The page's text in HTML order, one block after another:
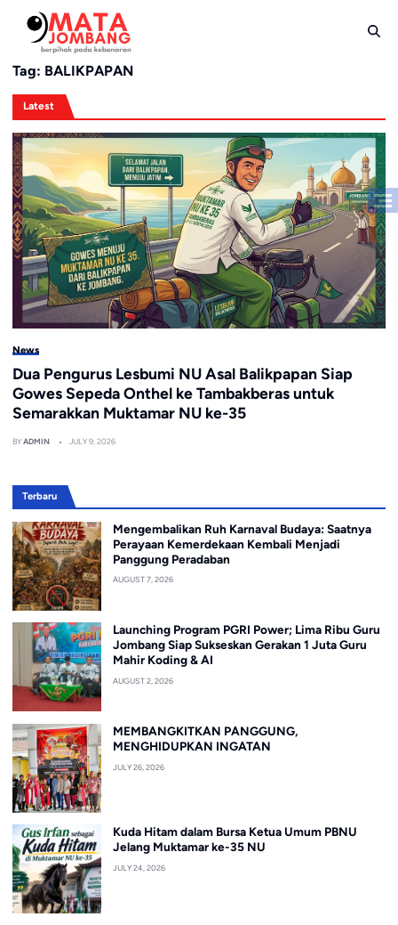
content
Tag: BALIKPAPAN
Latest
News
Dua Pengurus Lesbumi NU Asal Balikpapan Siap
Gowes Sepeda Onthel ke Tambakberas untuk
Semarakkan Muktamar NU ke-35
BYADMIN JULY 9, 2026
Terbaru
Mengembalikan Ruh Karnaval Budaya: Saatnya
Perayaan Kemerdekaan Kembali Menjadi
Panggung Peradaban
AUGUST 7, 2026
Launching Program PGRI Power; Lima Ribu Guru
Jombang Siap Sukseskan Gerakan 1 Juta Guru
Mahir Koding & AI
AUGUST 2, 2026
MEMBANGKITKAN PANGGUNG,
MENGHIDUPKAN INGATAN
JULY 26, 2026
Kuda Hitam dalam Bursa Ketua Umum PBNU
Jelang Muktamar ke-35 NU
JULY 24, 2026